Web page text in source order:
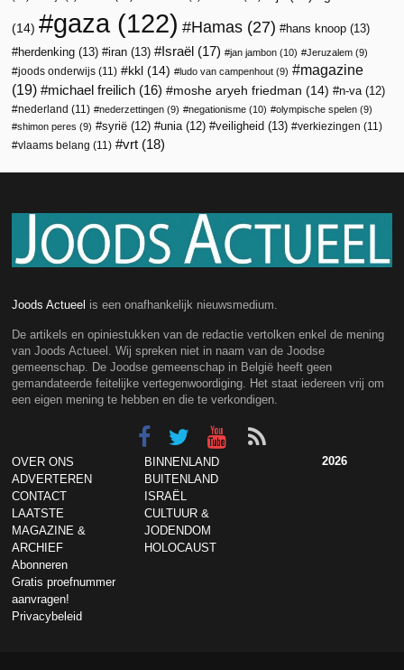
(14) gaza (122) Hamas (27) hans knoop (13)
herdenking (13) iran (13) Israël (17) jan jambon (10) Jeruzalem (9)
joods onderwijs (11) kkl (14) ludo van campenhout (9)
magazine
(19)
michael freilich (16) moshe aryeh friedman (14) n-va (12)
nederland (11) nederzettingen (9) negationisme (10) olympische spelen (9)
shimon peres (9) syrië (12) unia (12) veiligheid (13) verkiezingen (11)
vlaams belang (11) vrt (18)
Joods Actueel is een onafhankelijk nieuwsmedium.
De artikels en opiniestukken van de redactie vertolken enkel de mening
van Joods Actueel. Wij spreken niet in naam van de Joodse
gemeenschap. De Joodse gemeenschap in België heeft geen
gemandateerde feitelijke vertegenwoordiging. Het staat iedereen vrij om
een eigen mening te hebben en die te verkondigen.
OVER ONS
ADVERTEREN
CONTACT
LAATSTE
MAGAZINE &
ARCHIEF
Abonneren
Gratis proefnummer
aanvragen!
Privacybeleid
BINNENLAND
BUITENLAND
ISRAËL
CULTUUR &
JODENDOM
HOLOCAUST
2026